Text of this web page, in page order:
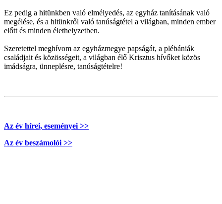
Ez pedig a hitünkben való elmélyedés, az egyház tanításának való
megélése, és a hitünkről való tanúságtétel a világban, minden ember
előtt és minden élethelyzetben.
Szeretettel meghívom az egyházmegye papságát, a plébániák
családjait és közösségeit, a világban élő Krisztus hívőket közös
imádságra, ünneplésre, tanúságtételre!
Az év hírei, eseményei >>
Az év beszámolói >>